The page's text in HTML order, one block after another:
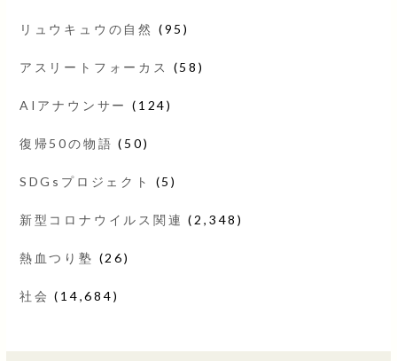
リュウキュウの自然 (95)
アスリートフォーカス (58)
AIアナウンサー (124)
復帰50の物語 (50)
SDGsプロジェクト (5)
新型コロナウイルス関連 (2,348)
熱血つり塾 (26)
社会 (14,684)